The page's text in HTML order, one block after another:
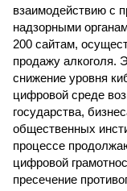
взаимодействию с
надзорными
200 сайтам,
продажу алкоголя.
снижение уровня
цифровой среде
государства,
общественных
процессе
цифровой
пресечение